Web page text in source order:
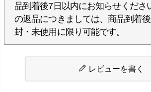
品到着後7日以内にお知らせくださ
の返品につきましては、商品到着
封・未使用に限り可能です。
レビューを書く